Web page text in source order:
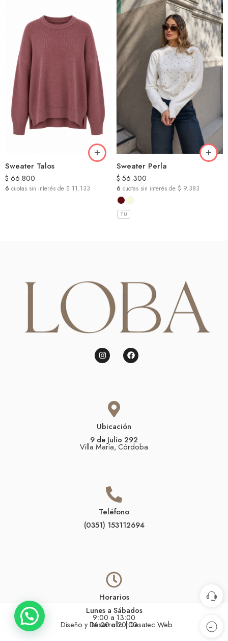
Sweater Talos
$ 66.800
6 cuotas sin interés de $ 11.133
Sweater Perla
$ 56.300
6 cuotas sin interés de $ 9.383
TU
Ubicación
9 de Julio 292
Villa María, Córdoba
Teléfono
(0351) 153112694
Horarios
Lunes a Sábados
9:00 a 13:00
16:00 a 20:00
Diseño y Desarrollo |Desatec Web
Necesitas ayuda?